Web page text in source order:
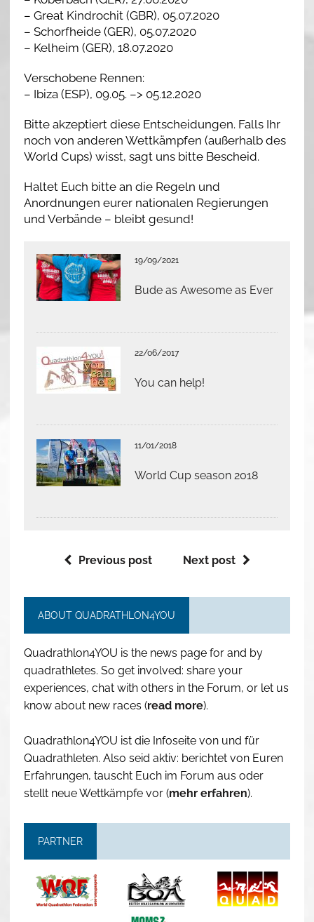
– Great Kindrochit (GBR), 05.07.2020
– Schorfheide (GER), 05.07.2020
– Kelheim (GER), 18.07.2020
Verschobene Rennen:
– Ibiza (ESP), 09.05. –> 05.12.2020
Bitte akzeptiert diese Entscheidungen. Falls Ihr
noch von anderen Wettkämpfen (außerhalb des
World Cups) wisst, sagt uns bitte Bescheid.
Haltet Euch bitte an die Regeln und
Anordnungen eurer nationalen Regierungen
und Verbände – bleibt gesund!
19/09/2021
Bude as Awesome as Ever
22/06/2017
You can help!
11/01/2018
World Cup season 2018
Previous post Next post
ABOUT QUADRATHLON4YOU
Quadrathlon4YOU is the news page for and by
quadrathletes. So get involved: share your
experiences, chat with others in the Forum, or let us
know about new races (read more).
Quadrathlon4YOU ist die Infoseite von und für
Quadrathleten. Also seid aktiv: berichtet von Euren
Erfahrungen, tauscht Euch im Forum aus oder
stellt neue Wettkämpfe vor (mehr erfahren).
PARTNER